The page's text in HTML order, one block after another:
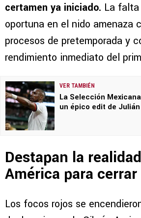
certamen ya iniciado. La
oportuna en el nido amenaza
procesos de pretemporada y
rendimiento inmediato del
VER TAMBIÉN
La Selección
un épico edit de
Destapan la
América para
Los focos rojos se